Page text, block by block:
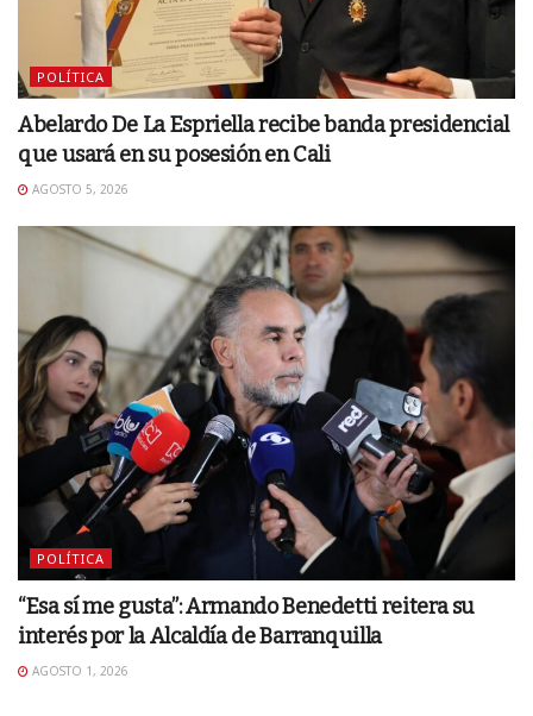
POLÍTICA
Abelardo De La Espriella recibe banda presidencial
que usará en su posesión en Cali
AGOSTO 5, 2026
POLÍTICA
“Esa sí me gusta”: Armando Benedetti reitera su
interés por la Alcaldía de Barranquilla
AGOSTO 1, 2026